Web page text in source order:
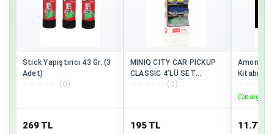
Stick Yapıştırıcı 43 Gr. (3
Adet)
(0)
269 TL
MINIQ CITY CAR PICKUP
CLASSIC 4’LÜ SET
OYUNCAK ARABA
(0)
195 TL
Amon
Kitabı
24x27CM)
Kargo